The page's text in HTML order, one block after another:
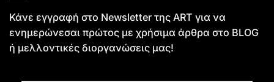
Κάνε εγγραφή στο Newsletter της ART για να
ενημερώνεσαι πρώτος με χρήσιμα άρθρα στο BLOG
ή μελλοντικές διοργανώσεις μας!